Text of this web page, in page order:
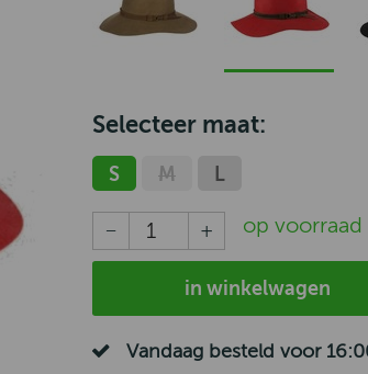
Selecteer maat:
S M L
op voorraad
in winkelwagen
Vandaag besteld voor